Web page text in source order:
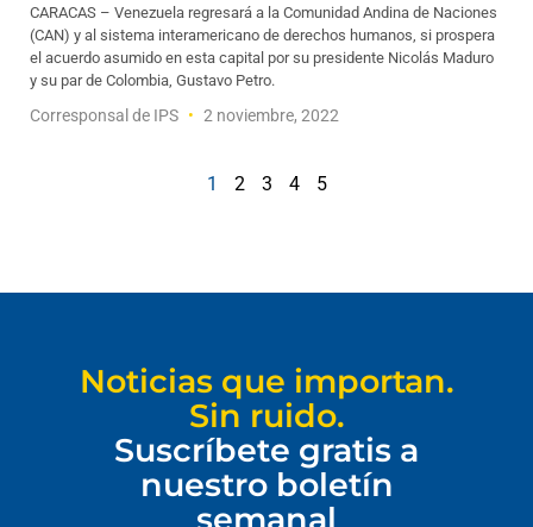
CARACAS – Venezuela regresará a la Comunidad Andina de Naciones
(CAN) y al sistema interamericano de derechos humanos, si prospera
el acuerdo asumido en esta capital por su presidente Nicolás Maduro
y su par de Colombia, Gustavo Petro.
Corresponsal de IPS 2 noviembre, 2022
1 2 3 4 5
Noticias que importan.
Sin ruido.
Suscríbete gratis a
nuestro boletín